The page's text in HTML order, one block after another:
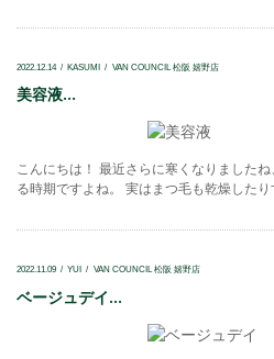
2022.12.14 KASUMI VAN COUNCIL 松阪 嬉野店
美容液...
こんにちは！ 最近さらに寒くなりました
る時期ですよね。 実はまつ毛も乾燥した
2022.11.09 YUI VAN COUNCIL 松阪 嬉野店
ベージュデイ...